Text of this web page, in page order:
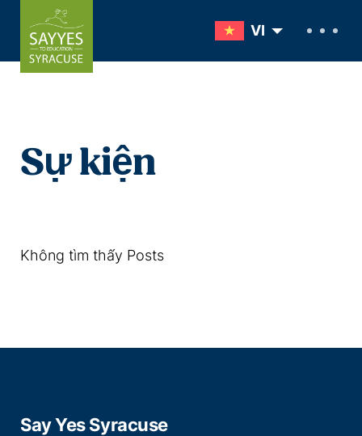
Skip to content
VI
Sự kiện
Không tìm thấy Posts
Say Yes Syracuse